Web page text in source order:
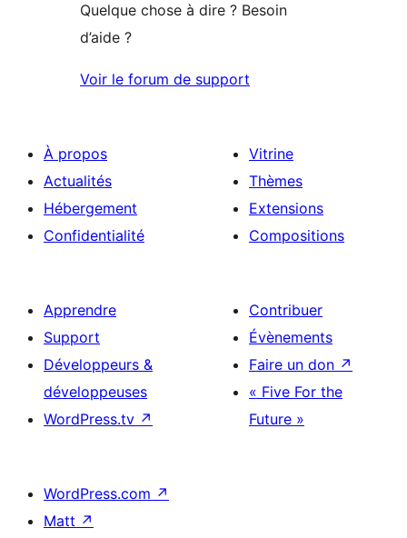
Quelque chose à dire ? Besoin
d’aide ?
Voir le forum de support
À propos
Actualités
Hébergement
Confidentialité
Vitrine
Thèmes
Extensions
Compositions
Apprendre
Support
Développeurs &
développeuses
WordPress.tv ↗
Contribuer
Évènements
Faire un don ↗
« Five For the
Future »
WordPress.com ↗
Matt ↗